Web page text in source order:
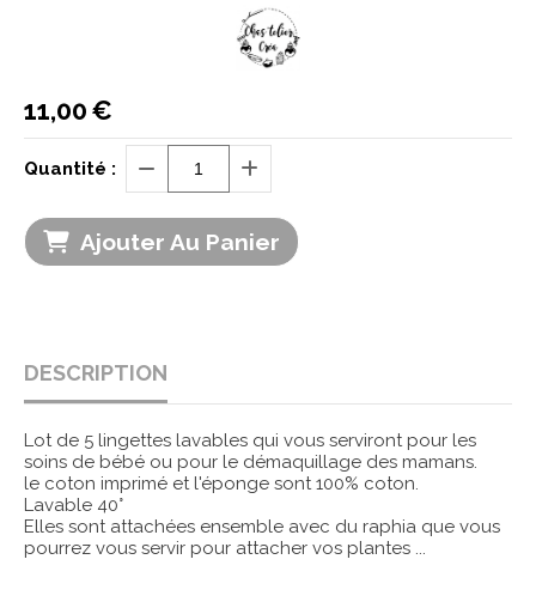
11,00€
Quantité :
Ajouter Au Panier
DESCRIPTION
Lot de 5 lingettes lavables qui vous serviront pour les
soins de bébé ou pour le démaquillage des mamans.
le coton imprimé et l'éponge sont 100% coton.
Lavable 40°
Elles sont attachées ensemble avec du raphia que vous
pourrez vous servir pour attacher vos plantes ...